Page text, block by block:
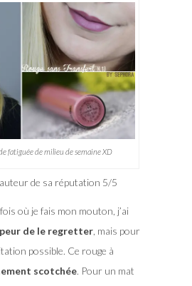
fatiguée de milieu de semaine XD
de sa réputation 5/5
où je fais mon mouton, j’ai
de le regretter, mais pour
possible. Ce rouge à
scotchée. Pour un mat